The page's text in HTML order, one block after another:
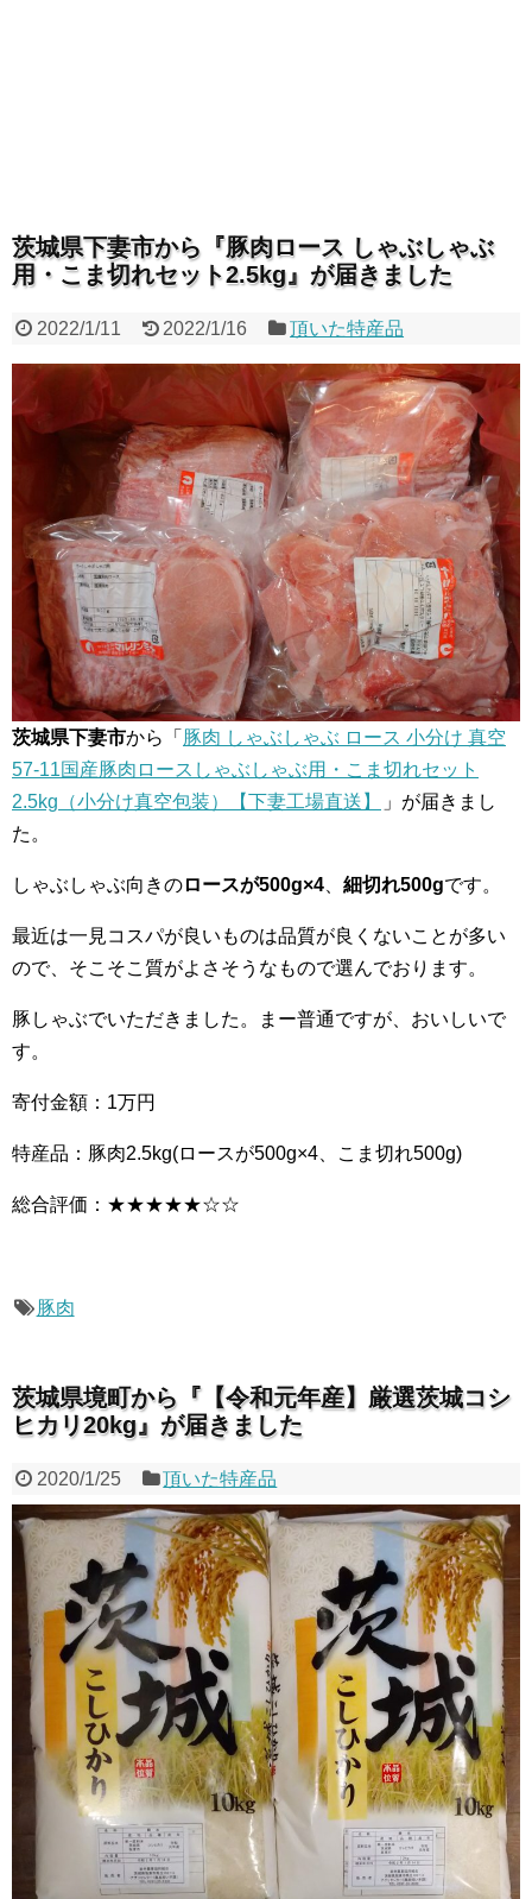
茨城県下妻市から『豚肉ロース しゃぶしゃぶ
用・こま切れセット2.5kg』が届きました
2022/1/11 2022/1/16 頂いた特産品
茨城県下妻市から「 豚肉 しゃぶしゃぶ ロース 小分け 真空
57-11国産豚肉ロースしゃぶしゃぶ用・こま切れセット
2.5kg（小分け真空包装）【下妻工場直送】
」が届きまし
た。
しゃぶしゃぶ向きのロースが500g×4、 細切れ500gです。
最近は一見コスパが良いものは品質が良くないことが多い
ので、そこそこ質がよさそうなもので選んでおります。
豚しゃぶでいただきました。まー普通ですが、おいしいで
す。
寄付金額：1万円
特産品：豚肉2.5kg(ロースが500g×4、こま切れ500g)
総合評価：★★★★★☆☆
豚肉
茨城県境町から『【令和元年産】厳選茨城コシ
ヒカリ20kg』が届きました
2020/1/25 頂いた特産品